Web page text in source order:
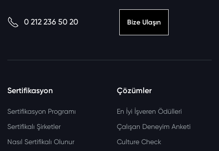
0 212 236 50 20 Bize Ulaşın
Sertifikasyon
Sertifikasyon Programı
Sertifikalı Şirketler
Nasıl Sertifikalı Olunur
Çözümler
En İyi İşveren Ödülleri
Çalışan Deneyim Anketi
Culture Check